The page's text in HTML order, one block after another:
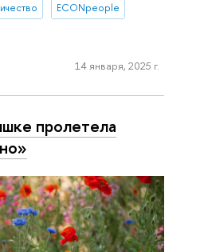
ECONpeople
14 января, 2025 г.
пролетела